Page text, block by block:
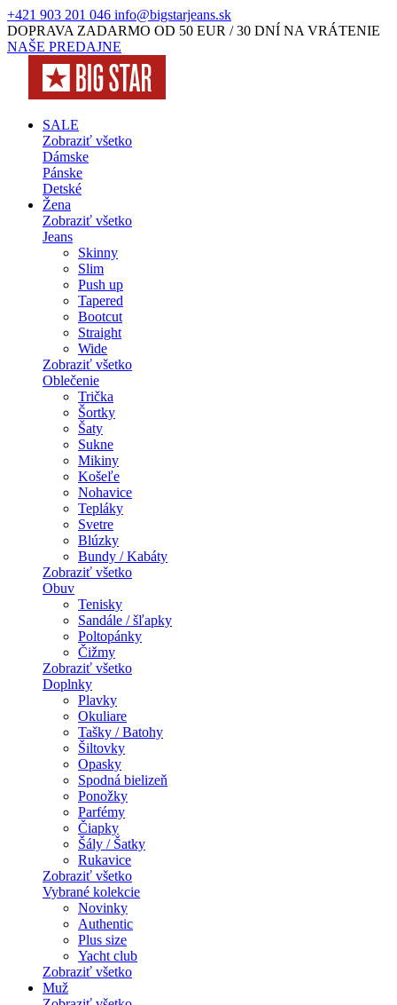
+421 903 201 046 info@bigstarjeans.sk
DOPRAVA ZADARMO OD 50 EUR / 30 DNÍ NA VRÁTENIE
NAŠE PREDAJNE
SALE
Zobraziť všetko
Dámske
Pánske
Detské
Žena
Zobraziť všetko
Jeans
Skinny
Slim
Push up
Tapered
Bootcut
Straight
Wide
Zobraziť všetko
Oblečenie
Trička
Šortky
Šaty
Sukne
Mikiny
Košeľe
Nohavice
Tepláky
Svetre
Blúzky
Bundy / Kabáty
Zobraziť všetko
Obuv
Tenisky
Sandále / šľapky
Poltopánky
Čižmy
Zobraziť všetko
Doplnky
Plavky
Okuliare
Tašky / Batohy
Šiltovky
Opasky
Spodná bielizeň
Ponožky
Parfémy
Čiapky
Šály / Šatky
Rukavice
Zobraziť všetko
Vybrané kolekcie
Novinky
Authentic
Plus size
Yacht club
Zobraziť všetko
Muž